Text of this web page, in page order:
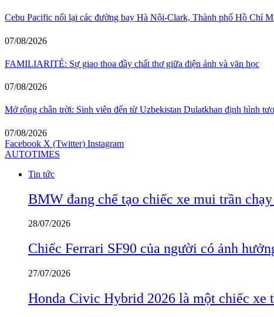
Cebu Pacific nối lại các đường bay Hà Nội-Clark, Thành phố Hồ Chí
07/08/2026
FAMILIARITÉ: Sự giao thoa đầy chất thơ giữa điện ảnh và văn học
07/08/2026
Mở rộng chân trời: Sinh viên đến từ Uzbekistan Dulatkhan định hình
07/08/2026
Facebook X (Twitter) Instagram
AUTOTIMES
Tin tức
BMW đang chế tạo chiếc xe mui trần
28/07/2026
Chiếc Ferrari SF90 của người có ảnh
27/07/2026
Honda Civic Hybrid 2026 là một chiếc xe